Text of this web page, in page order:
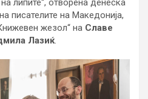
липите“, отворена денеска
писателите на Македонија,
жезол“ на Славе
Лазиќ.